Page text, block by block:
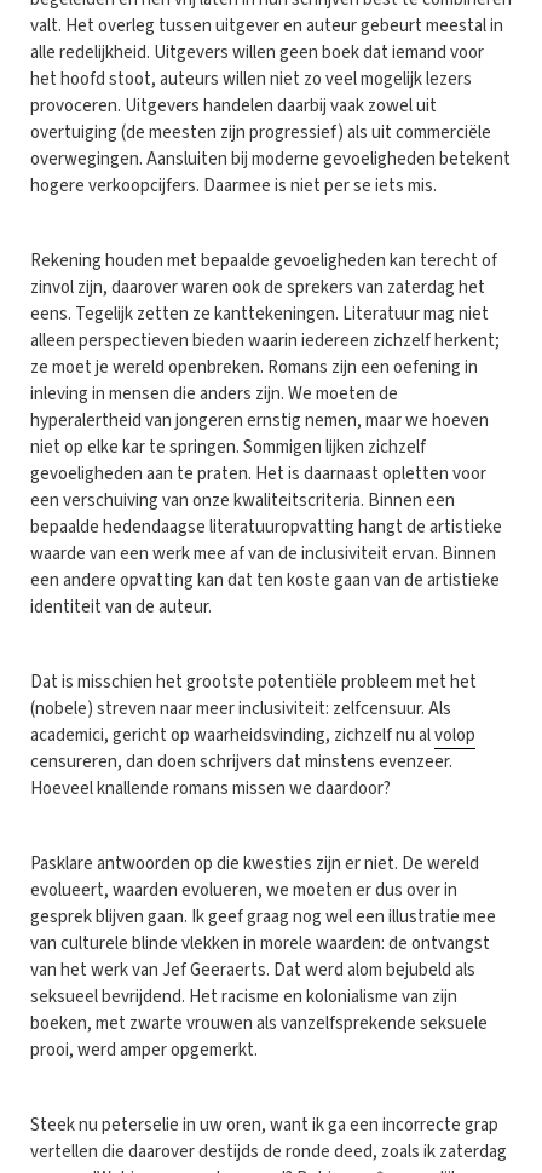
valt. Het overleg tussen uitgever en auteur gebeurt meestal in
alle redelijkheid. Uitgevers willen geen boek dat iemand voor
het hoofd stoot, auteurs willen niet zo veel mogelijk lezers
provoceren. Uitgevers handelen daarbij vaak zowel uit
overtuiging (de meesten zijn progressief) als uit commerciële
overwegingen. Aansluiten bij moderne gevoeligheden betekent
hogere verkoopcijfers. Daarmee is niet per se iets mis.
Rekening houden met bepaalde gevoeligheden kan terecht of
zinvol zijn, daarover waren ook de sprekers van zaterdag het
eens. Tegelijk zetten ze kanttekeningen. Literatuur mag niet
alleen perspectieven bieden waarin iedereen zichzelf herkent;
ze moet je wereld openbreken. Romans zijn een oefening in
inleving in mensen die anders zijn. We moeten de
hyperalertheid van jongeren ernstig nemen, maar we hoeven
niet op elke kar te springen. Sommigen lijken zichzelf
gevoeligheden aan te praten. Het is daarnaast opletten voor
een verschuiving van onze kwaliteitscriteria. Binnen een
bepaalde hedendaagse literatuuropvatting hangt de artistieke
waarde van een werk mee af van de inclusiviteit ervan. Binnen
een andere opvatting kan dat ten koste gaan van de artistieke
identiteit van de auteur.
Dat is misschien het grootste potentiële probleem met het
(nobele) streven naar meer inclusiviteit: zelfcensuur. Als
academici, gericht op waarheidsvinding, zichzelf nu alvolop
censureren, dan doen schrijvers dat minstens evenzeer.
Hoeveel knallende romans missen we daardoor?
Pasklare antwoorden op die kwesties zijn er niet. De wereld
evolueert, waarden evolueren, we moeten er dus over in
gesprek blijven gaan. Ik geef graag nog wel een illustratie mee
van culturele blinde vlekken in morele waarden: de ontvangst
van het werk van Jef Geeraerts. Dat werd alom bejubeld als
seksueel bevrijdend. Het racisme en kolonialisme van zijn
boeken, met zwarte vrouwen als vanzelfsprekende seksuele
prooi, werd amper opgemerkt.
Steek nu peterselie in uw oren, want ik ga een incorrecte grap
vertellen die daarover destijds de ronde deed, zoals ik zaterdag